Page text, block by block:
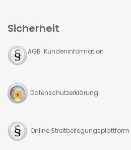
Sicherheit
AGB Kundeninformation
Datenschutzerklärung
Online Streitbeilegungsplattform